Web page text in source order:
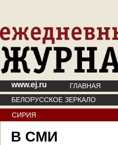
www.ej.ru ГЛАВНАЯ
БЕЛОРУССКОЕ ЗЕРКАЛО
СИРИЯ
В СМИ